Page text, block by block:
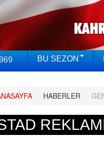
BU SEZON
/ HABERLER /